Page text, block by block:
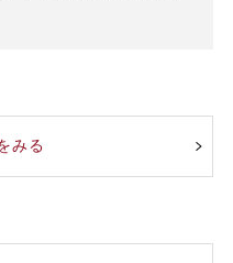
みる